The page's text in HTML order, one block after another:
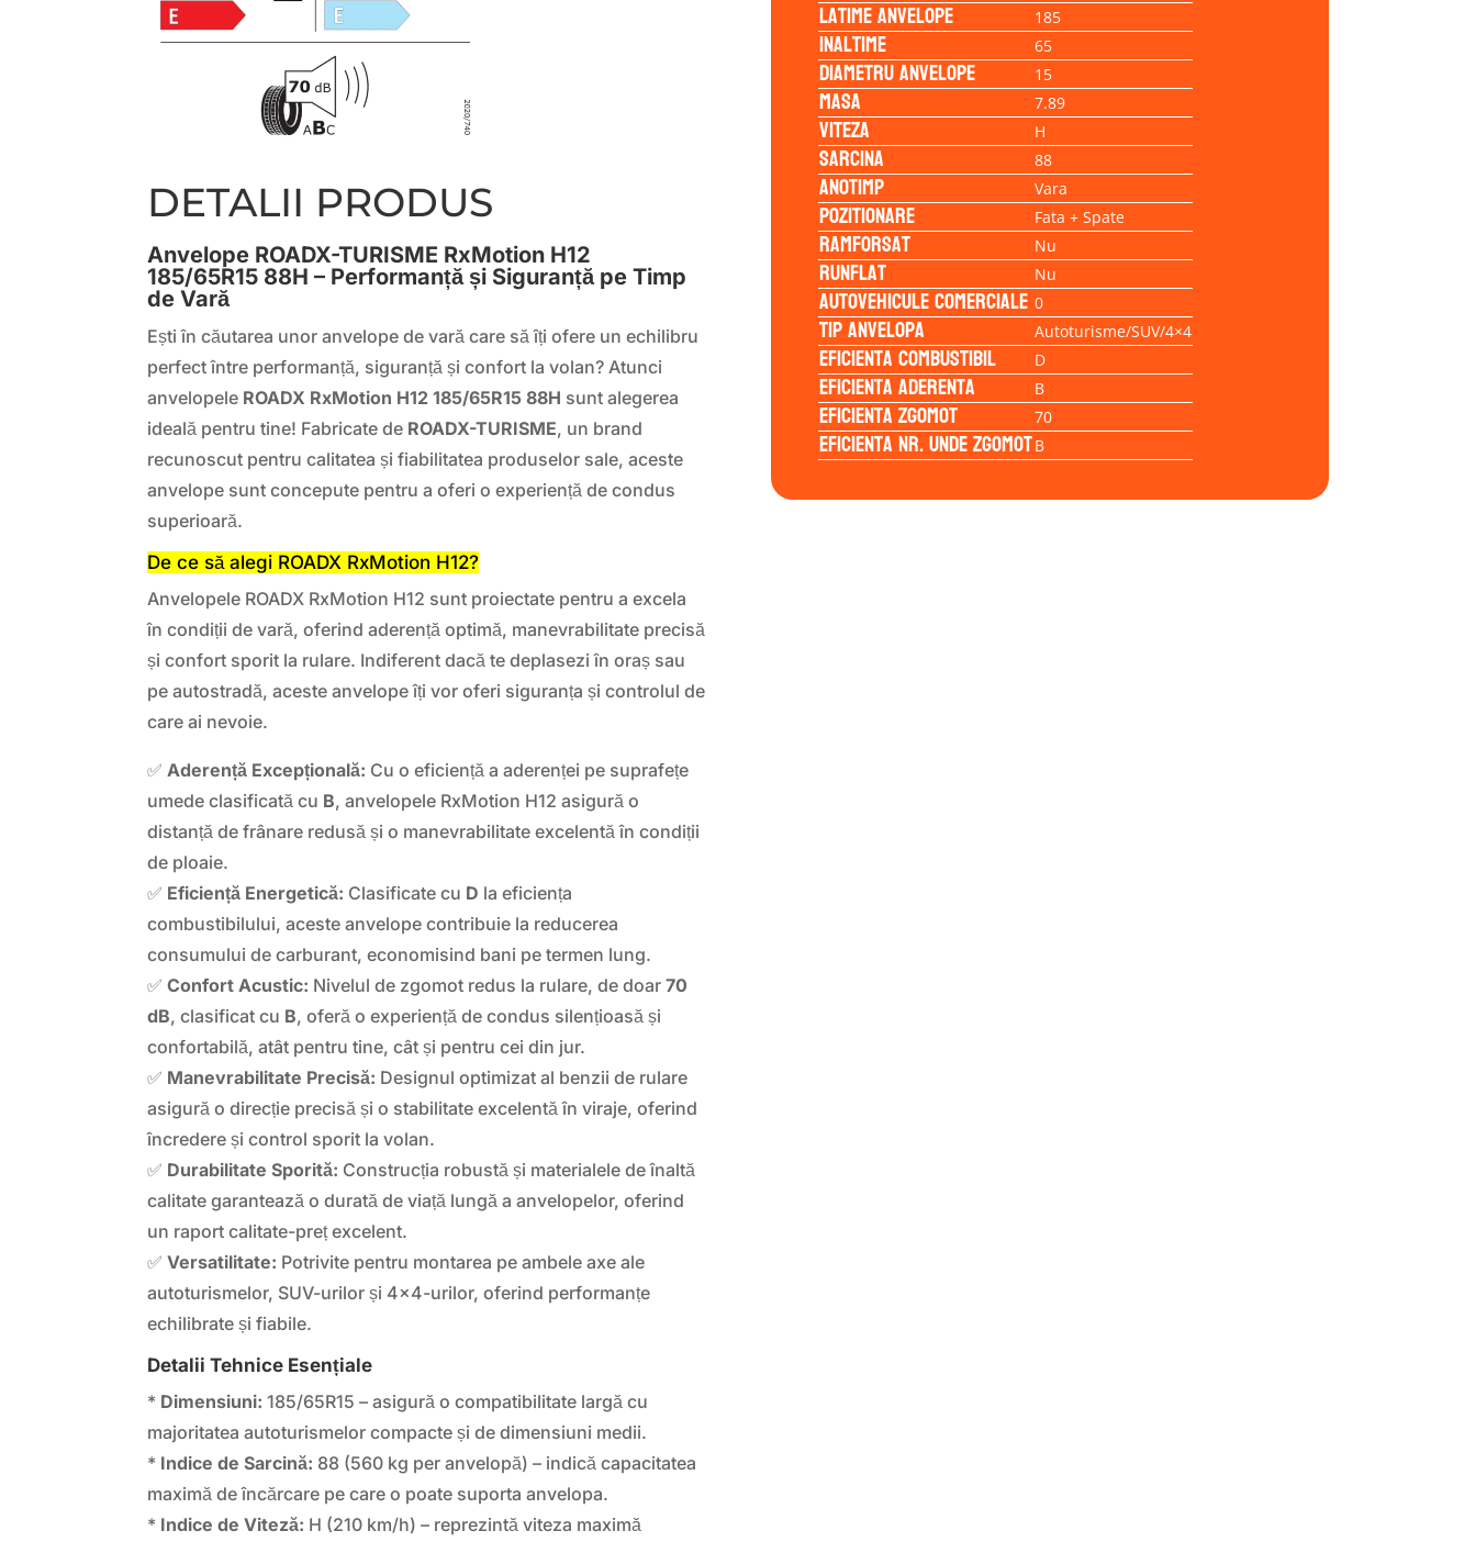
DETALII PRODUS
Anvelope ROADX-TURISME RxMotion H12
185/65R15 88H – Performanță și Siguranță pe Timp
de Vară
Ești în căutarea unor anvelope de vară care să îți ofere un echilibru
perfect între performanță, siguranță și confort la volan? Atunci
anvelopele ROADX RxMotion H12 185/65R15 88H sunt alegerea
ideală pentru tine! Fabricate de ROADX-TURISME, un brand
recunoscut pentru calitatea și fiabilitatea produselor sale, aceste
anvelope sunt concepute pentru a oferi o experiență de condus
superioară.
De ce să alegi ROADX RxMotion H12?
Anvelopele ROADX RxMotion H12 sunt proiectate pentru a excela
în condiții de vară, oferind aderență optimă, manevrabilitate precisă
și confort sporit la rulare. Indiferent dacă te deplasezi în oraș sau
pe autostradă, aceste anvelope îți vor oferi siguranța și controlul de
care ai nevoie.
✅ Aderență Excepțională: Cu o eficiență a aderenței pe suprafețe
umede clasificată cu B, anvelopele RxMotion H12 asigură o
distanță de frânare redusă și o manevrabilitate excelentă în condiții
de ploaie.
✅ Eficiență Energetică: Clasificate cu D la eficiența
combustibilului, aceste anvelope contribuie la reducerea
consumului de carburant, economisind bani pe termen lung.
✅Confort Acustic: Nivelul de zgomot redus la rulare, de doar70
dB, clasificat cu B, oferă o experiență de condus silențioasă și
confortabilă, atât pentru tine, cât și pentru cei din jur.
✅ Manevrabilitate Precisă: Designul optimizat al benzii de rulare
asigură o direcție precisă și o stabilitate excelentă în viraje, oferind
încredere și control sporit la volan.
✅ Durabilitate Sporită: Construcția robustă și materialele de înaltă
calitate garantează o durată de viață lungă a anvelopelor, oferind
un raport calitate-preț excelent.
✅Versatilitate: Potrivite pentru montarea pe ambele axe ale
autoturismelor, SUV-urilor și 4×4-urilor, oferind performanțe
echilibrate și fiabile.
Detalii Tehnice Esențiale
* Dimensiuni: 185/65R15 – asigură o compatibilitate largă cu
majoritatea autoturismelor compacte și de dimensiuni medii.
* Indice de Sarcină: 88 (560 kg per anvelopă) – indică capacitatea
maximă de încărcare pe care o poate suporta anvelopa.
* Indice de Viteză: H (210 km/h) – reprezintă viteza maximă
Latime anvelope 185
Inaltime 65
Diametru anvelope 15
Masa 7.89
Viteza H
Sarcina 88
Anotimp Vara
Pozitionare Fata + Spate
Ramforsat Nu
Runflat Nu
Autovehicule comerciale 0
Tip anvelopa Autoturisme/SUV/4×4
Eficienta Combustibil D
Eficienta Aderenta B
Eficienta Zgomot 70
Eficienta Nr. Unde ZgomotB